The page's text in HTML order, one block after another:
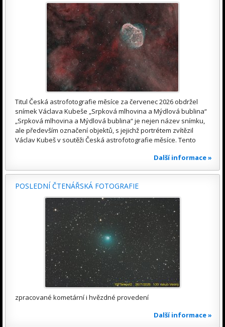
Titul Česká astrofotografie měsíce za červenec 2026 obdržel
snímek Václava Kubeše „Srpková mlhovina a Mýdlová bublina“
„Srpková mlhovina a Mýdlová bublina“ je nejen název snímku,
ale především označení objektů, s jejichž portrétem zvítězil
Václav Kubeš v soutěži Česká astrofotografie měsíce. Tento
Další informace »
POSLEDNÍ ČTENÁŘSKÁ FOTOGRAFIE
zpracované kometární i hvězdné provedení
Další informace »